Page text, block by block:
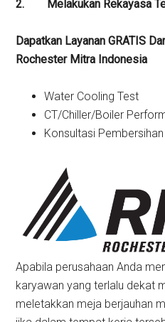
2. Melakukan Rekayasa
Dapatkan Layanan GRATIS
Rochester Mitra Indonesia
Water Cooling Test
CT/Chiller/Boiler
Konsultasi
Apabila perusahaan Anda
karyawan yang terlalu dekat
meletakkan meja berjauhan